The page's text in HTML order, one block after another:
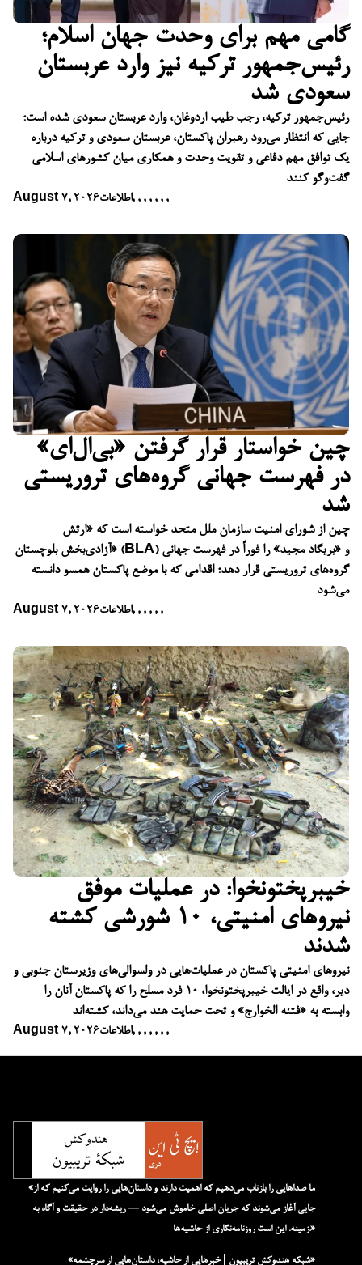
گامی مهم برای وحدت جهان اسلام؛
رئیس‌جمهور ترکیه نیز وارد عربستان
سعودی شد
رئیس‌جمهور ترکیه، رجب طیب اردوغان، وارد عربستان سعودی شده است؛
جایی که انتظار می‌رود رهبران پاکستان، عربستان سعودی و ترکیه درباره
یک توافق مهم دفاعی و تقویت وحدت و همکاری میان کشورهای اسلامی
گفت‌وگو کنند
August 7, 2026اطلاعات, , , , , , ,
چین خواستار قرار گرفتن «بی‌ال‌ای»
در فهرست جهانی گروه‌های تروریستی
شد
چین از شورای امنیت سازمان ملل متحد خواسته است که «ارتش
آزادی‌بخش بلوچستان» (BLA) و «بریگاد مجید» را فوراً در فهرست جهانی
گروه‌های تروریستی قرار دهد؛ اقدامی که با موضع پاکستان همسو دانسته
می‌شود
August 7, 2026اطلاعات, , , , , ,
خیبرپختونخوا: در عملیات موفق
نیروهای امنیتی، ۱۰ شورشی کشته
شدند
نیروهای امنیتی پاکستان در عملیات‌هایی در ولسوالی‌های وزیرستان جنوبی و
دیر، واقع در ایالت خیبرپختونخوا، ۱۰ فرد مسلح را که پاکستان آنان را
وابسته به «فتنه الخوارج» و تحت حمایت هند می‌داند، کشته‌اند
August 7, 2026اطلاعات, , , , , , ,
«ما صداهایی را بازتاب می‌دهیم که اهمیت دارند و داستان‌هایی را روایت می‌کنیم که از
جایی آغاز می‌شوند که جریان اصلی خاموش می‌شود — ریشه‌دار در حقیقت و آگاه به
زمینه. این است روزنامه‌نگاری از حاشیه‌ها.»
«شبکه هند‌و‌کش تریبیون | خبرهایی از حاشیه، داستان‌هایی از سرچشمه»